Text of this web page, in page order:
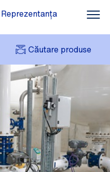
Căutare produse
COȘUL MEU
CONTUL MEU
AVK HOLDING (GROUP)
LISTĂ DE PREȚURI